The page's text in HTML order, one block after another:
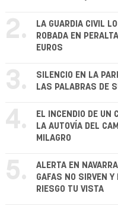
2.
LA GUARDIA CIVIL
ROBADA EN
EUROS
3.
SILENCIO EN LA
LAS PALABRAS DE
4.
EL INCENDIO DE UN
LA AUTOVÍA DEL
MILAGRO
5.
ALERTA EN
GAFAS NO SIRVEN Y
RIESGO TU VISTA